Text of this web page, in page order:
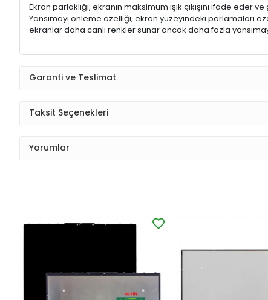
Ekran parlaklığı, ekranın maksimum ışık çıkışını ifade
Yansımayı önleme özelliği, ekran yüzeyindeki parlamaları
ekranlar daha canlı renkler sunar ancak daha fazla
Garanti ve Teslimat
Taksit Seçenekleri
Yorumlar